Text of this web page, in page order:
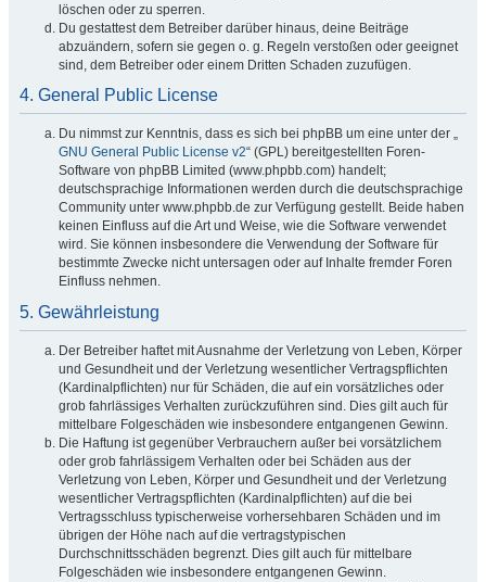
löschen oder zu sperren.
Du gestattest dem Betreiber darüber hinaus, deine Beiträge
abzuändern, sofern sie gegen o. g. Regeln verstoßen oder geeignet
sind, dem Betreiber oder einem Dritten Schaden zuzufügen.
4. General Public License
Du nimmst zur Kenntnis, dass es sich bei phpBB um eine unter der „
GNU General Public License v2“ (GPL) bereitgestellten Foren-
Software von phpBB Limited (www.phpbb.com) handelt;
deutschsprachige Informationen werden durch die deutschsprachige
Community unter www.phpbb.de zur Verfügung gestellt. Beide haben
keinen Einfluss auf die Art und Weise, wie die Software verwendet
wird. Sie können insbesondere die Verwendung der Software für
bestimmte Zwecke nicht untersagen oder auf Inhalte fremder Foren
Einfluss nehmen.
5. Gewährleistung
Der Betreiber haftet mit Ausnahme der Verletzung von Leben, Körper
und Gesundheit und der Verletzung wesentlicher Vertragspflichten
(Kardinalpflichten) nur für Schäden, die auf ein vorsätzliches oder
grob fahrlässiges Verhalten zurückzuführen sind. Dies gilt auch für
mittelbare Folgeschäden wie insbesondere entgangenen Gewinn.
Die Haftung ist gegenüber Verbrauchern außer bei vorsätzlichem
oder grob fahrlässigem Verhalten oder bei Schäden aus der
Verletzung von Leben, Körper und Gesundheit und der Verletzung
wesentlicher Vertragspflichten (Kardinalpflichten) auf die bei
Vertragsschluss typischerweise vorhersehbaren Schäden und im
übrigen der Höhe nach auf die vertragstypischen
Durchschnittsschäden begrenzt. Dies gilt auch für mittelbare
Folgeschäden wie insbesondere entgangenen Gewinn.